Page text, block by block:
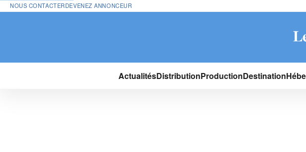
NOUS CONTACTERDEVENEZ ANNONCEUR
ActualitésDistributionProductionDestination